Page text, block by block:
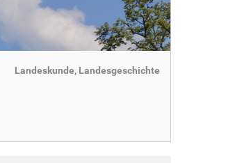
Landeskunde, Landesgeschichte